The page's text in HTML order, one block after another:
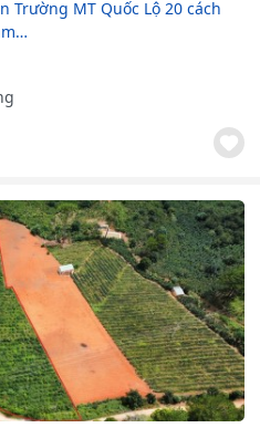
Trường MT Quốc Lộ 20 cách